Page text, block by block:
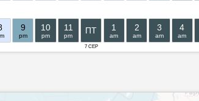
9
pm
10
pm
11
pm
7 СЕР
ПТ 1
am
2
am
3
am
4
am